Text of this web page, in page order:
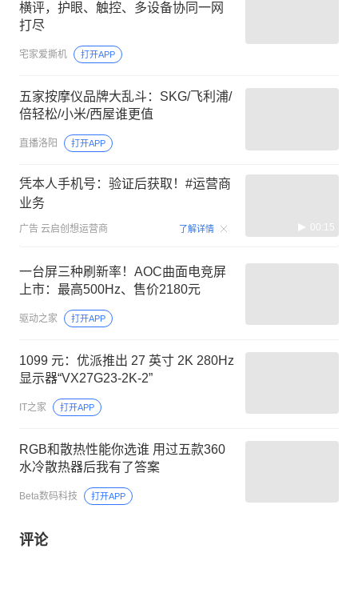
横评，护眼、触控、多设备协同一网
打尽
宅家爱撕机 打开APP
五家按摩仪品牌大乱斗：SKG/飞利浦/
倍轻松/小米/西屋谁更值
直播洛阳 打开APP
凭本人手机号：验证后获取！#运营商
业务
广告 云启创想运营商 了解详情 00:15
一台屏三种刷新率！AOC曲面电竞屏
上市：最高500Hz、售价2180元
驱动之家 打开APP
1099 元：优派推出 27 英寸 2K 280Hz
显示器“VX27G23-2K-2”
IT之家 打开APP
RGB和散热性能你选谁 用过五款360
水冷散热器后我有了答案
Beta数码科技 打开APP
评论